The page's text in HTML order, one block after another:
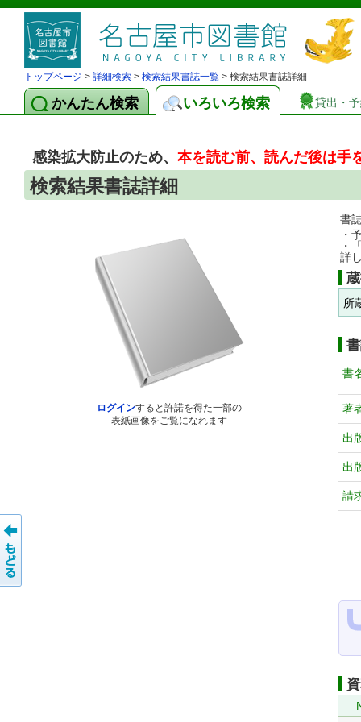
トップページ > 詳細検索 > 検索結果書誌一覧 > 検索結果書誌詳細
かんたん検索 いろいろ検索 貸出・
感染拡大防止のため、 本を読む前、読んだ後は手
検索結果書誌詳細
ログインすると許諾を得た一部の
表紙画像をご覧になれます
書
・
・
詳
所
書
著
出
出
請